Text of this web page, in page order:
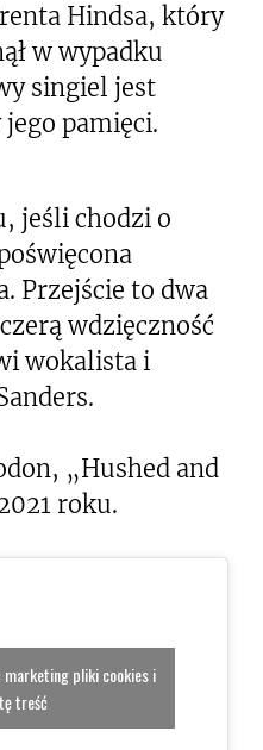
Hindsa, który
w wypadku
singiel jest
pamięci.
jeśli chodzi o
Przejście to dwa
wdzięczność
wokalista i
„Hushed and
roku.
marketing pliki cookies i
treść